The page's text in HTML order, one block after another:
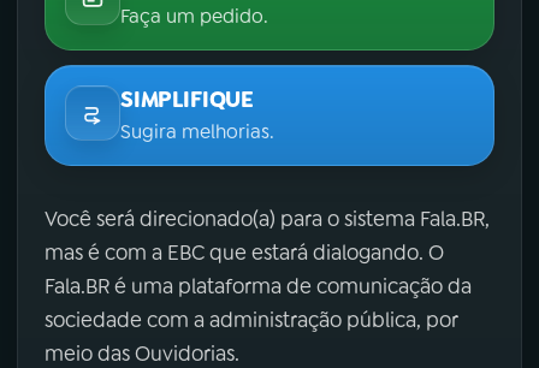
Faça um pedido.
SIMPLIFIQUE
Sugira melhorias.
Você será direcionado(a) para o sistema Fala.BR,
mas é com a EBC que estará dialogando. O
Fala.BR é uma plataforma de comunicação da
sociedade com a administração pública, por
meio das Ouvidorias.